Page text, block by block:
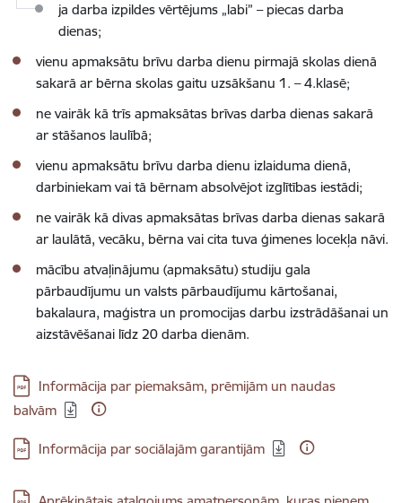
ja darba izpildes vērtējums „labi” – piecas darba
dienas;
vienu apmaksātu brīvu darba dienu pirmajā skolas dienā
sakarā ar bērna skolas gaitu uzsākšanu 1. – 4.klasē;
ne vairāk kā trīs apmaksātas brīvas darba dienas sakarā
ar stāšanos laulībā;
vienu apmaksātu brīvu darba dienu izlaiduma dienā,
darbiniekam vai tā bērnam absolvējot izglītības iestādi;
ne vairāk kā divas apmaksātas brīvas darba dienas sakarā
ar laulātā, vecāku, bērna vai cita tuva ģimenes locekļa nāvi.
mācību atvaļinājumu (apmaksātu) studiju gala
pārbaudījumu un valsts pārbaudījumu kārtošanai,
bakalaura, maģistra un promocijas darbu izstrādāšanai un
aizstāvēšanai līdz 20 darba dienām.
Lejupielādēt:
Informācija par piemaksām, prēmijām un naudas
balvām
Lejupielādēt:
Informācija par sociālajām garantijām
Lejupielādēt: